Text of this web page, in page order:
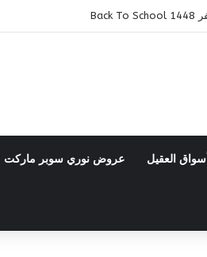
أسواق العقيل عروض نوري سوبر ماركت